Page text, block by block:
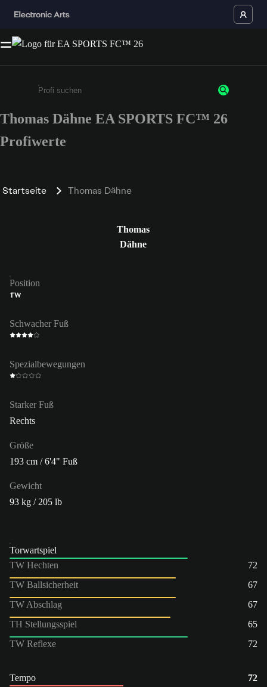
Gib mindestens 3 Zeichen oder Ziffern ein
Thomas Dähne EA SPORTS FC™ 26
Profiwerte
Startseite Thomas Dähne
Thomas
Dähne
Position
TW
Schwacher Fuß
Spezialbewegungen
Starker Fuß
Rechts
Größe
193 cm / 6'4" Fuß
Gewicht
93 kg / 205 lb
Torwartspiel
TW Hechten
72
TW Ballsicherheit
67
TW Abschlag
67
TH Stellungsspiel
65
TW Reflexe
72
Tempo
72